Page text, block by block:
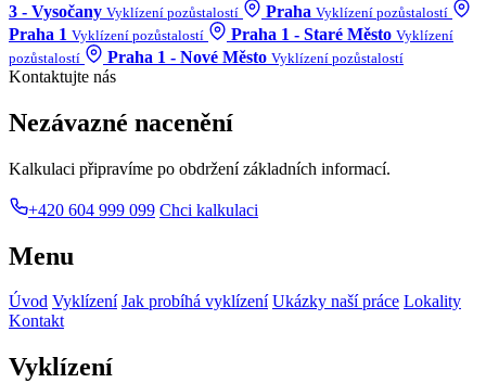
3 - Vysočany Vyklízení pozůstalostí Praha Vyklízení pozůstalostí
Praha 1 Vyklízení pozůstalostí Praha 1 - Staré Město Vyklízení
pozůstalostí
Praha 1 - Nové Město Vyklízení pozůstalostí
Kontaktujte nás
Nezávazné nacenění
Kalkulaci připravíme po obdržení základních informací.
+420 604 999 099 Chci kalkulaci
Menu
Úvod Vyklízení Jak probíhá vyklízení Ukázky naší práce Lokality
Kontakt
Vyklízení